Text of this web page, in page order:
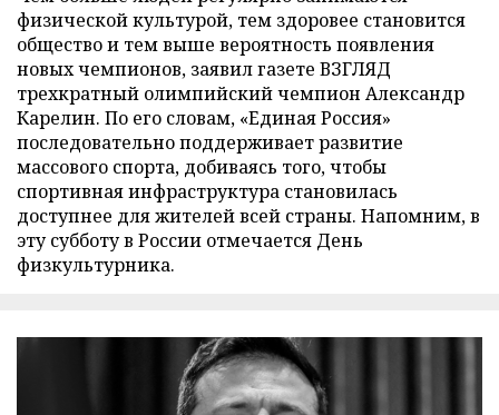
физической культурой, тем здоровее становится
общество и тем выше вероятность появления
новых чемпионов, заявил газете ВЗГЛЯД
трехкратный олимпийский чемпион Александр
Карелин. По его словам, «Единая Россия»
последовательно поддерживает развитие
массового спорта, добиваясь того, чтобы
спортивная инфраструктура становилась
доступнее для жителей всей страны. Напомним, в
эту субботу в России отмечается День
физкультурника.